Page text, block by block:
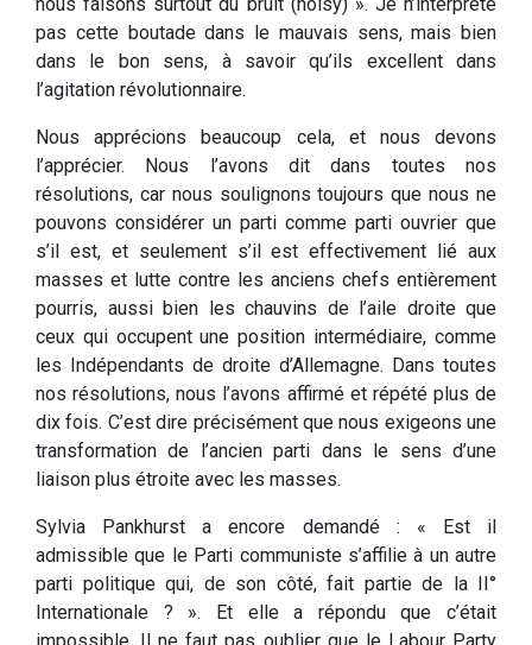
nous faisons surtout du bruit (noisy) ». Je n’interprète
pas cette boutade dans le mauvais sens, mais bien
dans le bon sens, à savoir qu’ils excellent dans
l’agitation révolutionnaire.
Nous apprécions beaucoup cela, et nous devons
l’apprécier. Nous l’avons dit dans toutes nos
résolutions, car nous soulignons toujours que nous ne
pouvons considérer un parti comme parti ouvrier que
s’il est, et seulement s’il est effectivement lié aux
masses et lutte contre les anciens chefs entièrement
pourris, aussi bien les chauvins de l’aile droite que
ceux qui occupent une position intermédiaire, comme
les Indépendants de droite d’Allemagne. Dans toutes
nos résolutions, nous l’avons affirmé et répété plus de
dix fois. C’est dire précisément que nous exigeons une
transformation de l’ancien parti dans le sens d’une
liaison plus étroite avec les masses.
Sylvia Pankhurst a encore demandé : « Est il
admissible que le Parti communiste s’affilie à un autre
parti politique qui, de son côté, fait partie de la II°
Internationale ? ». Et elle a répondu que c’était